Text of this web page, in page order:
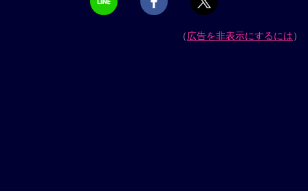
（広告を非表示にするには）